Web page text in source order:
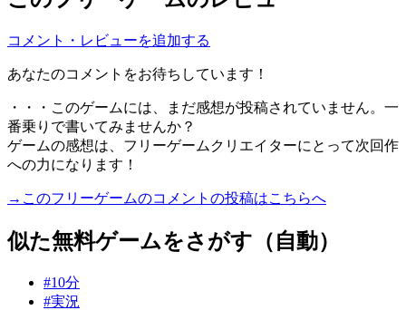
コメント・レビューを追加する
あなたのコメントをお待ちしています！
・・・このゲームには、まだ感想が投稿されていません。一
番乗りで書いてみませんか？
ゲームの感想は、フリーゲームクリエイターにとって次回作
への力になります！
→このフリーゲームのコメントの投稿はこちらへ
似た無料ゲームをさがす（自動）
#10分
#実況